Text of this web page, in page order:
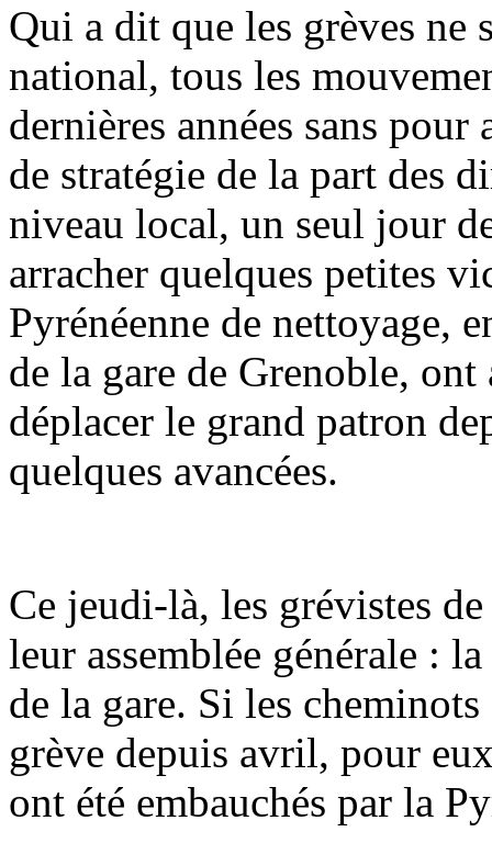
Qui a dit que les grèves ne
national, tous les
dernières années sans
de stratégie de la part des
niveau local, un seul jour
arracher quelques petites
Pyrénéenne de nettoyage,
de la gare de Grenoble,
déplacer le grand patron
quelques avancées.
Ce jeudi-là, les grévistes
leur assemblée générale :
de la gare. Si les
grève depuis avril, pour
ont été embauchés par la